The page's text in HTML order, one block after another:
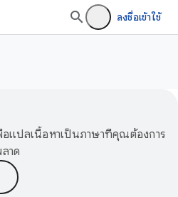
ลงชื่อเข้าใช้
แปลเนื้อหาเป็นภาษาที่คุณต้องการ
าด